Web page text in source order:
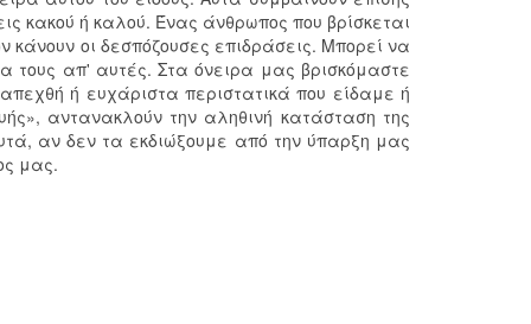
κακού ή καλού. Ένας άνθρωπος που βρίσκεται
οι δεσπόζουσες επιδράσεις. Μπορεί να
τους απ' αυτές. Στα όνειρα μας βρισκόμαστε
ή ευχάριστα περιστατικά που είδαμε ή
αντανακλούν την αληθινή κατάσταση της
αν δεν τα εκδιώξουμε από την ύπαρξη μας
μας.